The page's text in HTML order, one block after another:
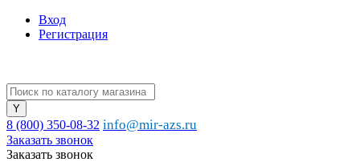
Вход
Регистрация
8 (800) 350-08-32 info@mir-azs.ru
Заказать звонок
Заказать звонок